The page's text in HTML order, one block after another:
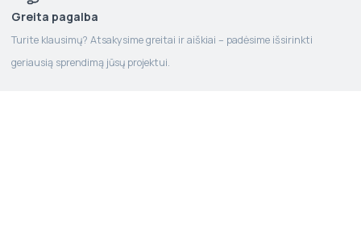
Greita pagalba
Turite klausimų? Atsakysime greitai ir aiškiai – padėsime išsirinkti
geriausią sprendimą jūsų projektui.